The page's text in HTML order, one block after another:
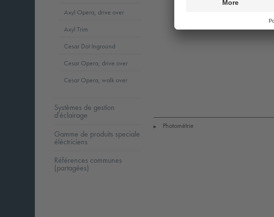
▶ Photométrie
Axyl Opera, drive over
Axyl Trim
Cesar Dot Inground
Cesar Opera, drive over
Cesar Opera, walk over
Systèmes de gestion
d'éclairage
Gamme de produits speciale
éléctriciens
Références communes
(partagées)